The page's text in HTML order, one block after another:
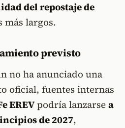
del repostaje de
más largos.
previsto
no ha anunciado una
oficial, fuentes internas
EREVpodría lanzarsea
de 2027,